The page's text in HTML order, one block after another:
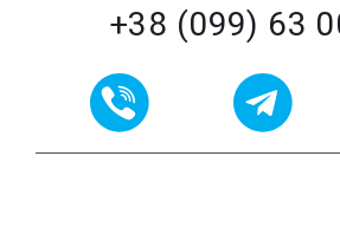
+38 (099) 63